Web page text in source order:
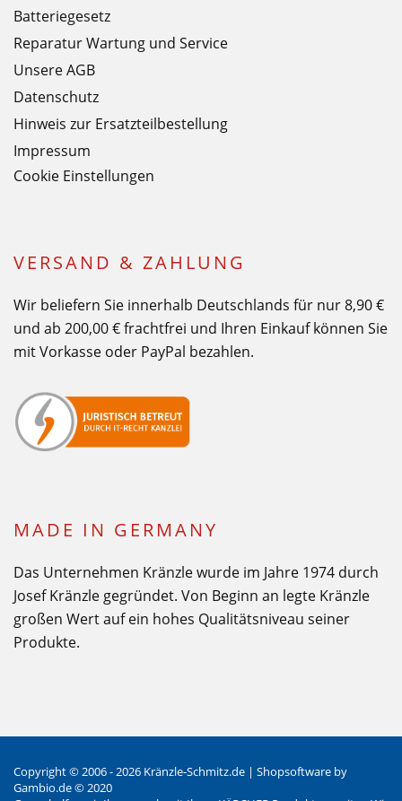
Batteriegesetz
Reparatur Wartung und Service
Unsere AGB
Datenschutz
Hinweis zur Ersatzteilbestellung
Impressum
Cookie Einstellungen
VERSAND & ZAHLUNG
Wir beliefern Sie innerhalb Deutschlands für nur 8,90 €
und ab 200,00 € frachtfrei und Ihren Einkauf können Sie
mit Vorkasse oder PayPal bezahlen.
MADE IN GERMANY
Das Unternehmen Kränzle wurde im Jahre 1974 durch
Josef Kränzle gegründet. Von Beginn an legte Kränzle
großen Wert auf ein hohes Qualitätsniveau seiner
Produkte.
Copyright © 2006 - 2026 Kränzle-Schmitz.de | Shopsoftware by
Gambio.de © 2020